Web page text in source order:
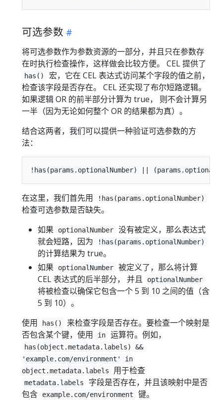
可选参数
将可选参数作为参数资源的一部分，并且只在参数存
在时执行检查操作，这样做会比较方便。 CEL 提供了
has()
宏，它在 CEL 表达式访问某个字段的值之前，
检查该字段是否存在。 CEL 还实现了布尔短路逻辑。
如果逻辑 OR 的前半部分计算为 true， 则不会计算另
一半（因为无论如何整个 OR 的结果都为真）。
结合这两者，我们可以提供一种验证可选参数的方
法：
在这里，我们首先用 !has(params.optionalNumber)
检查可选参数是否缺失。
如果
optionalNumber
没有被定义，那么表达式
就会短路，因为
!has(params.optionalNumber)
的计算结果为 true。
如果
optionalNumber
被定义了，那么将计算
CEL 表达式的后半部分， 并且
optionalNumber
将被检查以确保它包含一个 5 到 10 之间的值（含
5 到 10）。
使用
has()
来检查字段是否存在。要检查一个映射是
否包含某个键，使用
in 运算符。例如，
has(object.metadata.labels) &&
'example.com/environment' in
object.metadata.labels
用于检查
metadata.labels
字段是否存在，并且该映射中是否
包含
example.com/environment 键。